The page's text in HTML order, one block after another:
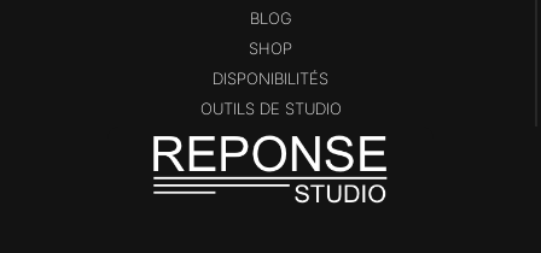
BLOG
SHOP
DISPONIBILITÉS
OUTILS DE STUDIO